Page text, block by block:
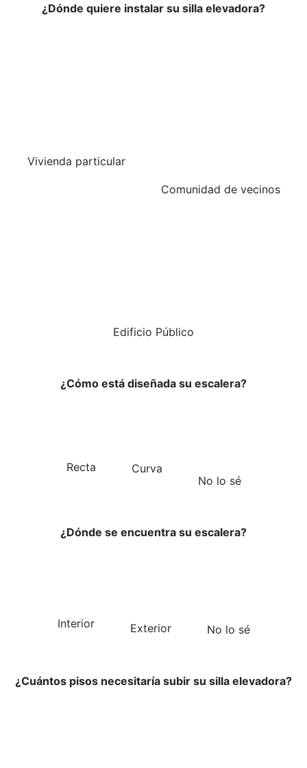
¿Dónde quiere instalar su silla elevadora?
Vivienda particular
Comunidad de vecinos
Edificio Público
¿Cómo está diseñada su escalera?
Recta
Curva
No lo sé
¿Dónde se encuentra su escalera?
Interior Exterior No lo sé
¿Cuántos pisos necesitaría subir su silla elevadora?